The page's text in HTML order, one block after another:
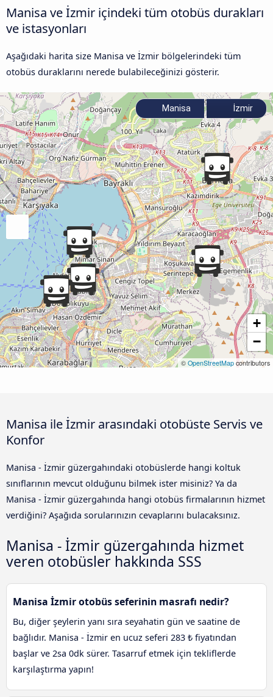
Manisa ve İzmir içindeki tüm otobüs durakları
ve istasyonları
Aşağıdaki harita size Manisa ve İzmir bölgelerindeki tüm
otobüs duraklarını nerede bulabileceğinizi gösterir.
+
−
© OpenStreetMap contributors
Manisa İzmir
Manisa ile İzmir arasındaki otobüste Servis ve
Konfor
Manisa - İzmir güzergahındaki otobüslerde hangi koltuk
sınıflarının mevcut olduğunu bilmek ister misiniz? Ya da
Manisa - İzmir güzergahında hangi otobüs firmalarının hizmet
verdiğini? Aşağıda sorularınızın cevaplarını bulacaksınız.
Manisa - İzmir güzergahında hizmet
veren otobüsler hakkında SSS
Manisa İzmir otobüs seferinin masrafı nedir?
Bu, diğer şeylerin yanı sıra seyahatin gün ve saatine de
bağlıdır. Manisa - İzmir en ucuz seferi 283 ₺ fiyatından
başlar ve 2sa 0dk sürer. Tasarruf etmek için tekliflerde
karşılaştırma yapın!